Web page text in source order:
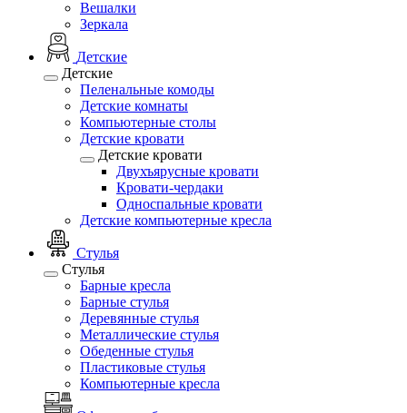
Вешалки
Зеркала
Детские
Детские
Пеленальные комоды
Детские комнаты
Компьютерные столы
Детские кровати
Детские кровати
Двухъярусные кровати
Кровати-чердаки
Односпальные кровати
Детские компьютерные кресла
Стулья
Стулья
Барные кресла
Барные стулья
Деревянные стулья
Металлические стулья
Обеденные стулья
Пластиковые стулья
Компьютерные кресла